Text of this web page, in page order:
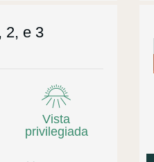
2, e 3
Vista
privilegiada